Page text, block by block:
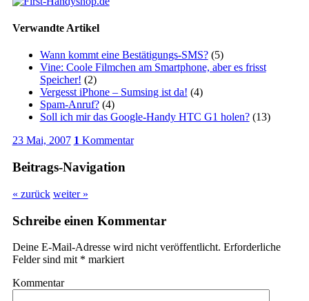
Verwandte Artikel
Wann kommt eine Bestätigungs-SMS?(5)
Vine: Coole Filmchen am Smartphone, aber es frisst
Speicher! (2)
Vergesst iPhone – Sumsing ist da! (4)
Spam-Anruf?(4)
Soll ich mir das Google-Handy HTC G1 holen?(13)
23 Mai, 2007 1 Kommentar
Beitrags-Navigation
« zurück weiter »
Schreibe einen Kommentar
Deine E-Mail-Adresse wird nicht veröffentlicht. Erforderliche
Felder sind mit * markiert
Kommentar